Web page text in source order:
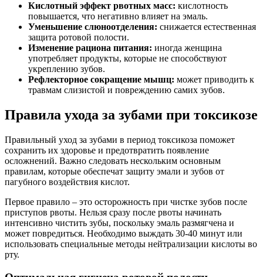
Кислотный эффект рвотных масс: кислотность
повышается, что негативно влияет на эмаль.
Уменьшение слюноотделения: снижается естественная
защита ротовой полости.
Изменение рациона питания: иногда женщина
употребляет продукты, которые не способствуют
укреплению зубов.
Рефлекторное сокращение мышц: может приводить к
травмам слизистой и повреждению самих зубов.
Правила ухода за зубами при токсикозе
Правильный уход за зубами в период токсикоза поможет
сохранить их здоровье и предотвратить появление
осложнений. Важно следовать нескольким основным
правилам, которые обеспечат защиту эмали и зубов от
пагубного воздействия кислот.
Первое правило – это осторожность при чистке зубов после
приступов рвоты. Нельзя сразу после рвоты начинать
интенсивно чистить зубы, поскольку эмаль размягчена и
может повредиться. Необходимо выждать 30-40 минут или
использовать специальные методы нейтрализации кислоты во
рту.